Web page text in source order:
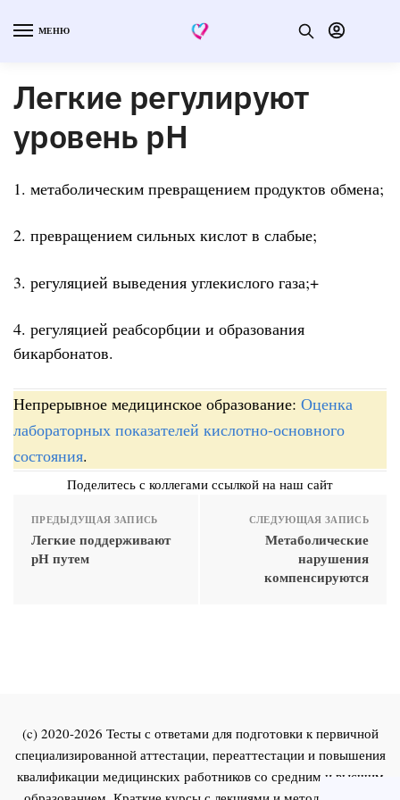
МЕНЮ
Легкие регулируют
уровень рН
1. метаболическим превращением продуктов обмена;
2. превращением сильных кислот в слабые;
3. регуляцией выведения углекислого газа;+
4. регуляцией реабсорбции и образования
бикарбонатов.
Непрерывное медицинское образование: Оценка
лабораторных показателей кислотно-основного
состояния.
Поделитесь с коллегами ссылкой на наш сайт
ПРЕДЫДУЩАЯ ЗАПИСЬ
Легкие поддерживают
рН путем
СЛЕДУЮЩАЯ ЗАПИСЬ
Метаболические
нарушения
компенсируются
(c) 2020-2026 Тесты с ответами для подготовки к первичной
специализированной аттестации, переаттестации и повышения
квалификации медицинских работников со средним и высшим